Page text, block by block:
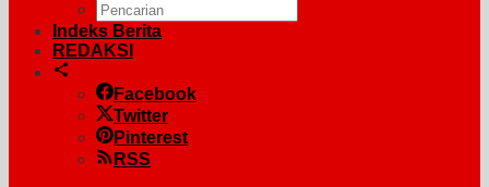
Indeks Berita
REDAKSI
Facebook
Twitter
Pinterest
RSS